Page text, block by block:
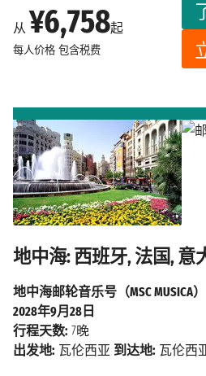
从 ¥6,758起
每人价格 包含税费
地中海: 西班牙, 法国, 意
地中海邮轮音乐号（MSC MUSICA）
2028年9月28日
行程天数: 7晚
出发地: 瓦伦西亚 到达地: 瓦伦西